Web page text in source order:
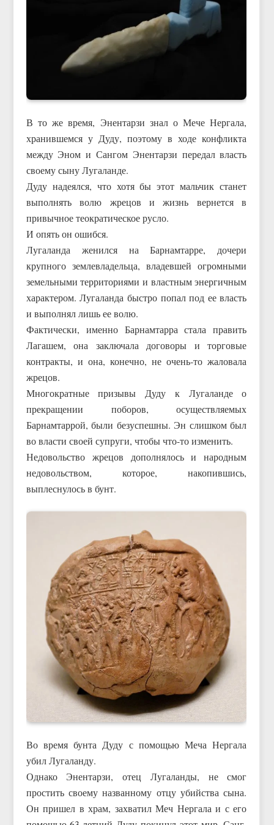
В то же время, Энентарзи знал о Мече Нергала,
хранившемся у Дуду, поэтому в ходе конфликта
между Эном и Сангом Энентарзи передал власть
своему сыну Лугаланде.
Дуду надеялся, что хотя бы этот мальчик станет
выполнять волю жрецов и жизнь вернется в
привычное теократическое русло.
И опять он ошибся.
Лугаланда женился на Барнамтарре, дочери
крупного землевладельца, владевшей огромными
земельными территориями и властным энергичным
характером. Лугаланда быстро попал под ее власть
и выполнял лишь ее волю.
Фактически, именно Барнамтарра стала править
Лагашем, она заключала договоры и торговые
контракты, и она, конечно, не очень-то жаловала
жрецов.
Многократные призывы Дуду к Лугаланде о
прекращении поборов, осуществляемых
Барнамтаррой, были безуспешны. Эн слишком был
во власти своей супруги, чтобы что-то изменить.
Недовольство жрецов дополнялось и народным
недовольством, которое, накопившись,
выплеснулось в бунт.
Во время бунта Дуду с помощью Меча Нергала
убил Лугаланду.
Однако Энентарзи, отец Лугаланды, не смог
простить своему названному отцу убийства сына.
Он пришел в храм, захватил Меч Нергала и с его